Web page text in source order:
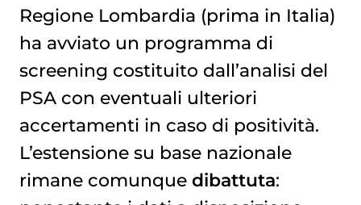
Regione Lombardia (prima in Italia)
ha avviato un programma di
screening costituito dall’analisi del
PSAcon eventuali ulteriori
accertamenti in caso di positività.
L’estensione su base nazionale
rimane comunque dibattuta: